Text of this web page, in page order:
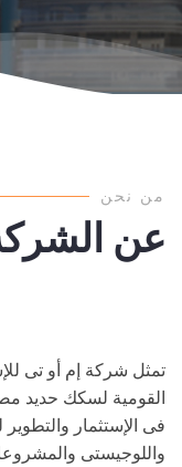
من نحن
تمثل شركة إم أو تى
القومية لسكك حديد